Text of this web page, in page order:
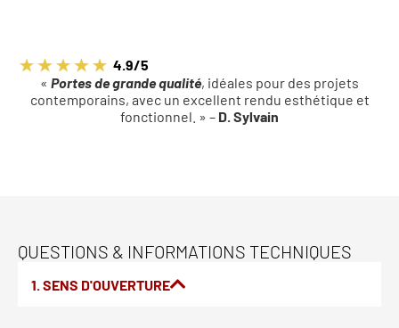
4.9/5
« Portes de grande qualité, idéales pour des projets
contemporains, avec un excellent rendu esthétique et
fonctionnel. » – D. Sylvain
QUESTIONS & INFORMATIONS TECHNIQUES
1. SENS D'OUVERTURE